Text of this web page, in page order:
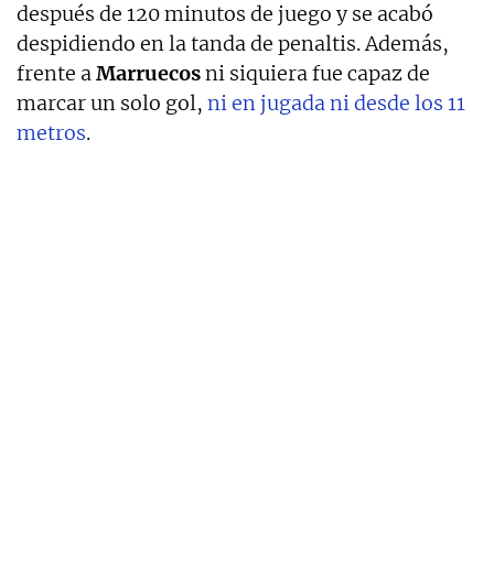
después de 120 minutos de juego y se acabó
despidiendo en la tanda de penaltis. Además,
frente aMarruecosni siquiera fue capaz de
marcar un solo gol, ni en jugada ni desde los 11
metros.